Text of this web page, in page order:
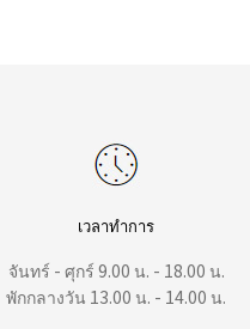
เวลาทำการ
จันทร์ - ศุกร์ 9.00 น. - 18.00 น.
พักกลางวัน 13.00 น. - 14.00 น.